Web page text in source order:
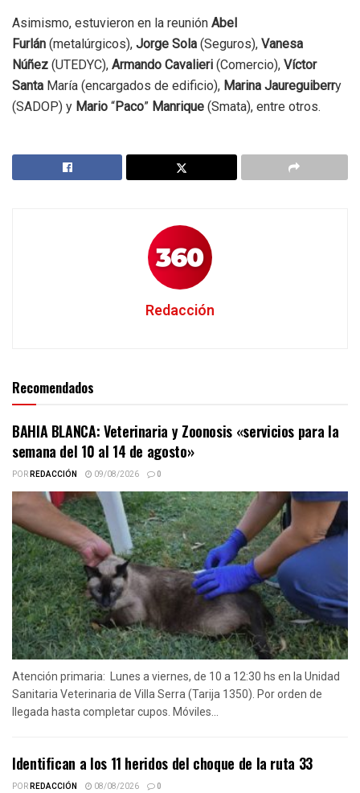
Asimismo, estuvieron en la reunión Abel
Furlán (metalúrgicos), Jorge Sola (Seguros), Vanesa
Núñez (UTEDYC), Armando Cavalieri (Comercio), Víctor
Santa María (encargados de edificio), Marina Jaureguiberry
(SADOP) y Mario “Paco” Manrique (Smata), entre otros.
Redacción
Recomendados
BAHIA BLANCA: Veterinaria y Zoonosis «servicios para la
semana del 10 al 14 de agosto»
PORREDACCIÓN 09/08/2026 0
Atención primaria: Lunes a viernes, de 10 a 12:30 hs en la Unidad
Sanitaria Veterinaria de Villa Serra (Tarija 1350). Por orden de
llegada hasta completar cupos. Móviles...
Identifican a los 11 heridos del choque de la ruta 33
PORREDACCIÓN 08/08/2026 0